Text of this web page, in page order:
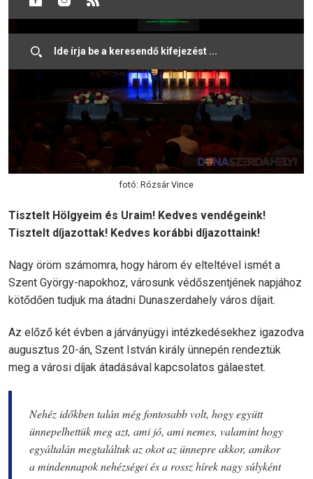
fotó: Rózsár Vince
Tisztelt Hölgyeim és Uraim! Kedves vendégeink!
Tisztelt díjazottak! Kedves korábbi díjazottaink!
Nagy öröm számomra, hogy három év elteltével ismét a
Szent György-napokhoz, városunk védőszentjének napjához
kötődően tudjuk ma átadni Dunaszerdahely város díjait.
Az előző két évben a járványügyi intézkedésekhez igazodva
augusztus 20-án, Szent István király ünnepén rendeztük
meg a városi díjak átadásával kapcsolatos gálaestet.
Nehéz időkben talán még fontosabb volt, hogy együtt
ünnepelhettük meg azt, ami jó, ami nemes, valamint hogy
egyáltalán megtaláltuk az okot az ünnepre akkor, amikor
a mindennapok nehézségei és a rossz hírek nagy súlyként